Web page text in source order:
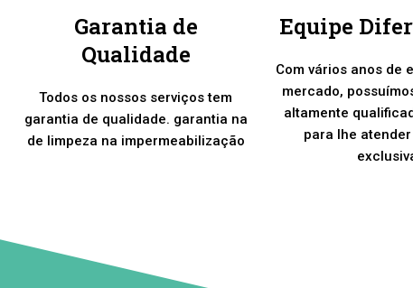
Garantia de
Qualidade
Todos os nossos serviços tem
garantia de qualidade. garantia na
de limpeza na impermeabilização
Equipe
Com vários anos de
mercado,
altamente
para lhe